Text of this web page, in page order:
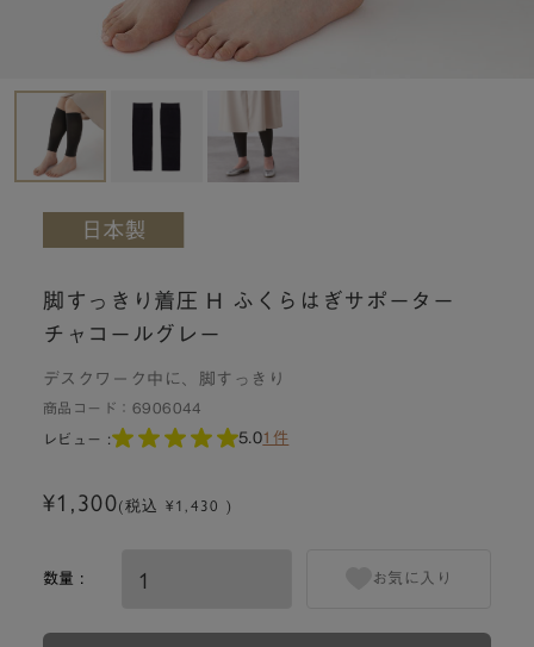
脚すっきり着圧 H ふくらはぎサポーター
チャコールグレー
デスクワーク中に、脚すっきり
商品コード： 6906044
レビュー : 5.01件
¥1,300(税込 ¥1,430 )
数量 : お気に入り